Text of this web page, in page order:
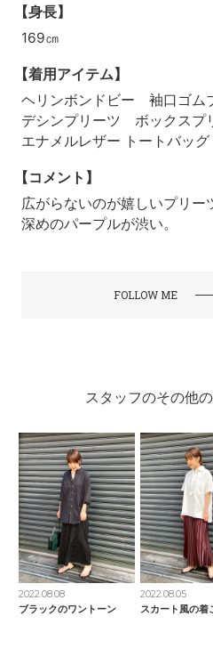
【身長】
169㎝
【着用アイテム】
ヘリンボンドビー 袖口ゴム
デシンプリーツ ボックスプ
エナメルレザー トートバッグ
【コメント】
広がらないのが嬉しいプリー
深めのパープルが渋い。
FOLLOW ME
スタッフのその他
2022.08.08
ブラックのワントーン
2022.08.05
スカート風の着